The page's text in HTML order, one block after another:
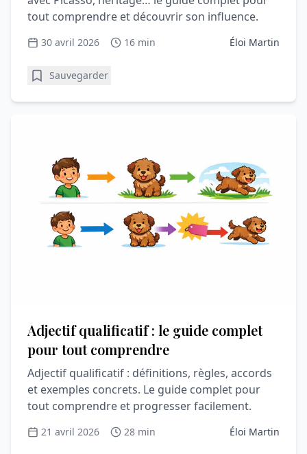
tout comprendre et découvrir son influence.
30 avril 2026 16 min Éloi Martin
Sauvegarder
Adjectif qualificatif : le guide complet
pour tout comprendre
Adjectif qualificatif : définitions, règles, accords
et exemples concrets. Le guide complet pour
tout comprendre et progresser facilement.
21 avril 2026 28 min Éloi Martin